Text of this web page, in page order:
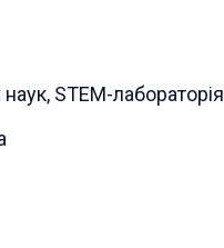
STEM-лабораторія